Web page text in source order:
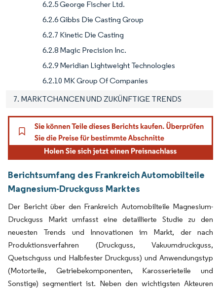
6.2.5 George Fischer Ltd.
6.2.6 Gibbs Die Casting Group
6.2.7 Kinetic Die Casting
6.2.8 Magic Precision Inc.
6.2.9 Meridian Lightweight Technologies
6.2.10 MK Group Of Companies
7. MARKTCHANCEN UND ZUKÜNFTIGE TRENDS
Berichtsumfang des Frankreich Automobilteile
Magnesium-Druckguss Marktes
Der Bericht über den Frankreich Automobilteile Magnesium-
Druckguss Markt umfasst eine detaillierte Studie zu den
neuesten Trends und Innovationen im Markt, der nach
Produktionsverfahren (Druckguss, Vakuumdruckguss,
Quetschguss und Halbfester Druckguss) und Anwendungstyp
(Motorteile, Getriebekomponenten, Karosserieteile und
Sonstige) segmentiert ist. Neben den wichtigsten Akteuren